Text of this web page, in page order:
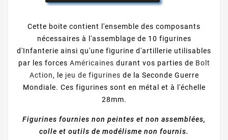
Cette boite contient l'ensemble des composants
nécessaires à l'assemblage de 10 figurines
d'Infanterie ainsi qu'une figurine d'artillerie utilisables
par les forces Américaines durant vos parties de Bolt
Action, le jeu de figurines de la Seconde Guerre
Mondiale. Ces figurines sont en métal et à l'échelle
28mm.
Figurines fournies non peintes et non assemblées,
colle et outils de modélisme non fournis.